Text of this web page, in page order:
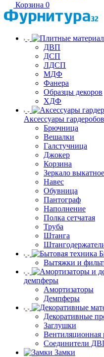
Корзина 0
ДВП
ДСП
ЛДСП
МДФ
Фанера
Образцы декоров
ХДФ
Аксессуары
Брючница
Вешалки
Галстучница
Джокер
Корзина
Зеркало выкатное
Навес
Обувница
Пантограф
Наполнение
Полка сетчатая
Труба
Штанга
Вытяжки и
демпферы
Амортизаторы
Демпферы
Декоративные
Заглушки
Вентиляционная
Соединители
Замки